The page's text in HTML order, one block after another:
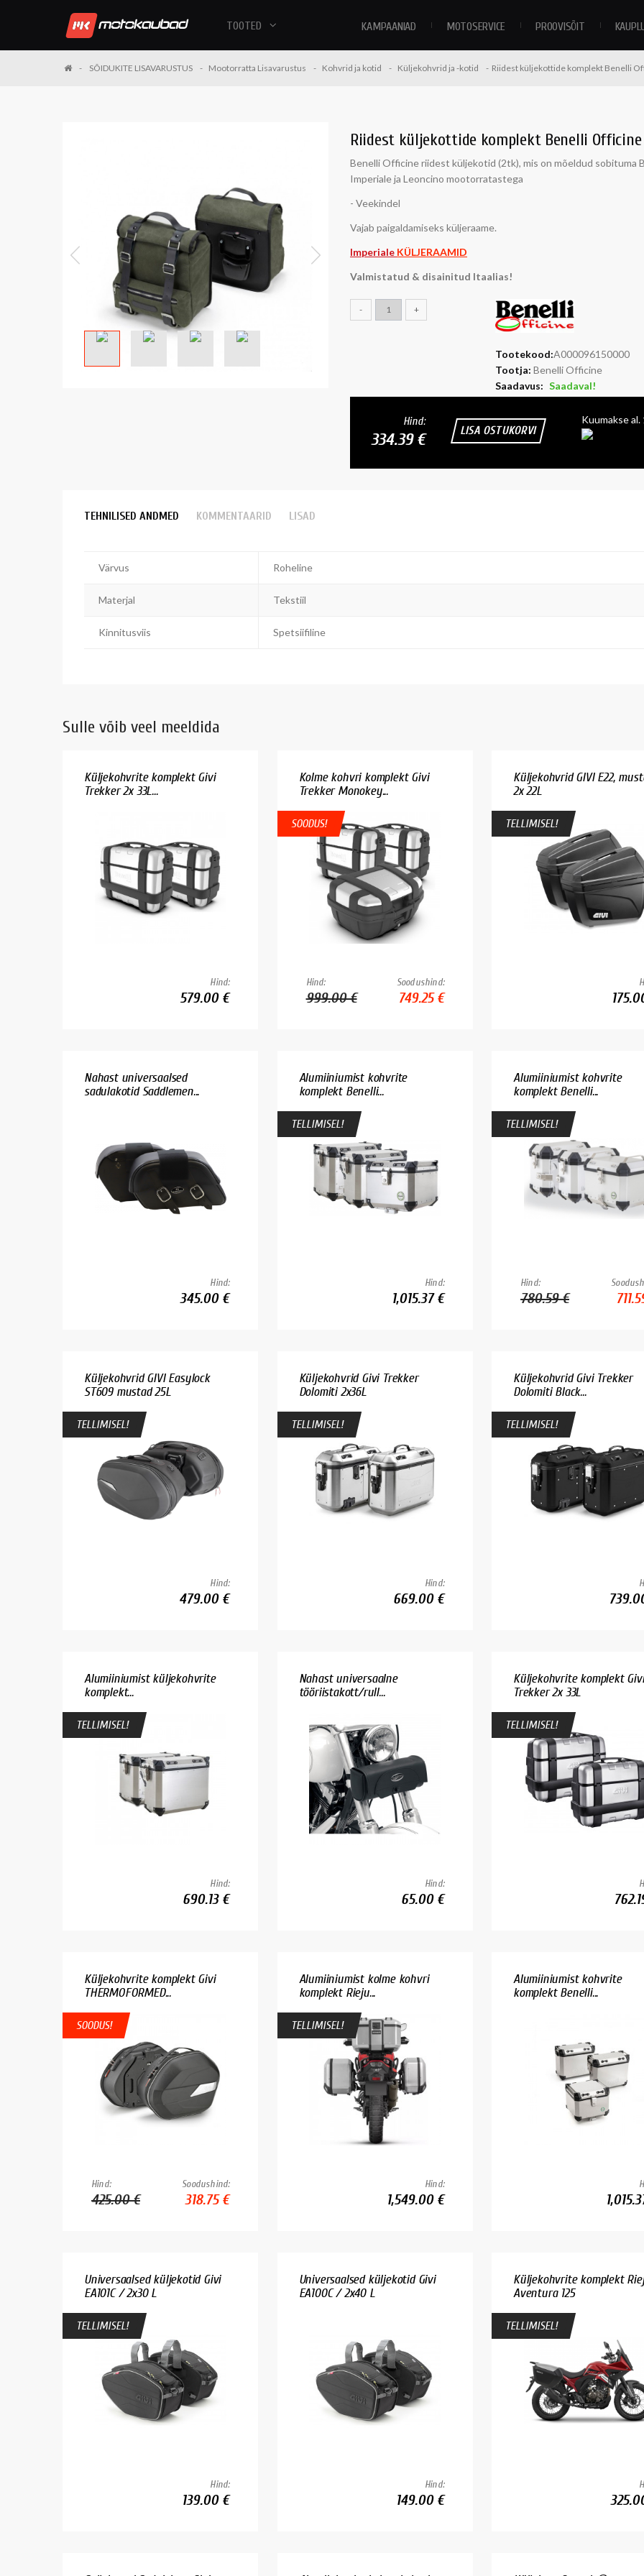
KAMPAANIAD MOTOSERVICE PROOVISÕIT
TOOTED
SÕIDUKITE LISAVARUSTUS Mootorratta Lisavarustus Kohvrid ja kotid Küljekohvrid ja -kotid Riidest küljekottide komplekt Benelli
Riidest küljekottide komplekt Benelli Officine
Benelli Officine riidest küljekotid (2tk), mis on mõeldud sobituma
Imperiale ja Leoncino mootorratastega
- Veekindel
Vajab paigaldamiseks küljeraame.
Imperiale KÜLJERAAMID
Valmistatud & disainitud Itaalias!
Tootekood:A000096150000
Tootja: Benelli Officine
Saadavus: Saadaval!
- +
Hind:
334.39 €
Kuumakse al.
LISA OSTUKORVI
TEHNILISED ANDMED KOMMENTAARID LISAD
Värvus Roheline
Materjal Tekstiil
Kinnitusviis Spetsiifiline
Sulle võib veel meeldida
Küljekohvrite komplekt Givi
Trekker 2x 33L...
Hind:
579.00 €
Kolme kohvri komplekt Givi
Trekker Monokey...
SOODUS!
Hind:
999.00 €
Soodushind:
749.25 €
Küljekohvrid GIVI E22,
2x 22L
TELLIMISEL!
Nahast universaalsed
sadulakotid Saddlemen...
Hind:
345.00 €
Alumiiniumist kohvrite
komplekt Benelli...
TELLIMISEL!
Hind:
1,015.37 €
Alumiiniumist kohvrite
komplekt Benelli...
TELLIMISEL!
Hind:
780.59 €
Küljekohvrid GIVI Easylock
ST609 mustad 25L
TELLIMISEL!
Hind:
479.00 €
Küljekohvrid Givi Trekker
Dolomiti 2x36L
TELLIMISEL!
Hind:
669.00 €
Küljekohvrid Givi Trekker
Dolomiti Black...
TELLIMISEL!
Alumiiniumist küljekohvrite
komplekt...
TELLIMISEL!
Hind:
690.13 €
Nahast universaalne
tööriistakott/rull...
Hind:
65.00 €
Küljekohvrite komplekt Givi
Trekker 2x 33L
TELLIMISEL!
Küljekohvrite komplekt Givi
THERMOFORMED...
SOODUS!
Hind:
425.00 €
Soodushind:
318.75 €
Alumiiniumist kolme kohvri
komplekt Rieju...
TELLIMISEL!
Hind:
1,549.00 €
Alumiiniumist kohvrite
komplekt Benelli...
Universaalsed küljekotid Givi
EA101C / 2x30 L
TELLIMISEL!
Hind:
139.00 €
Universaalsed küljekotid Givi
EA100C / 2x40 L
Hind:
149.00 €
Küljekohvrite komplekt
Aventura 125
TELLIMISEL!